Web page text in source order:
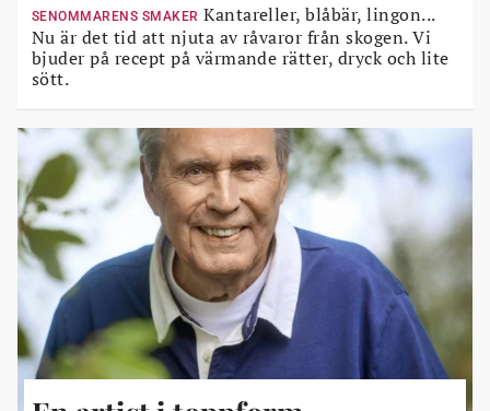
SENOMMARENS SMAKER Kantareller, blåbär, lingon...
Nu är det tid att njuta av råvaror från skogen. Vi
bjuder på recept på värmande rätter, dryck och lite
sött.